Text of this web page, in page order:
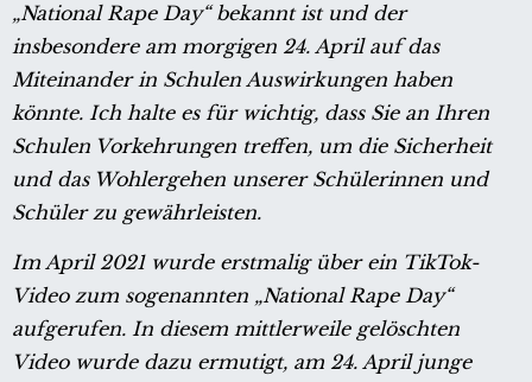
„National Rape Day“ bekannt ist und der
insbesondere am morgigen 24. April auf das
Miteinander in Schulen Auswirkungen haben
könnte. Ich halte es für wichtig, dass Sie an Ihren
Schulen Vorkehrungen treffen, um die Sicherheit
und das Wohlergehen unserer Schülerinnen und
Schüler zu gewährleisten.
Im April 2021 wurde erstmalig über ein TikTok-
Video zum sogenannten „National Rape Day“
aufgerufen. In diesem mittlerweile gelöschten
Video wurde dazu ermutigt, am 24. April junge